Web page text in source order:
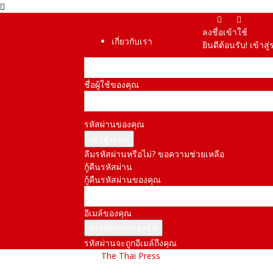
เกี่ยวกับเรา
ลงชื่อเข้าใช้
ยินดีต้อนรับ! เข้า
ชื่อผู้ใช้ของคุณ
รหัสผ่านของคุณ
ลืมรหัสผ่านหรือไม่? ขอความช่วยเหลือ
กู้คืนรหัสผ่าน
กู้คืนรหัสผ่านของคุณ
อีเมล์ของคุณ
รหัสผ่านจะถูกอีเมล์ถึงคุณ
The Thai Press